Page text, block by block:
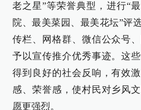
老之星”等荣誉典型，进行“
院、最美菜园、最美花坛”评
传栏、网格群、微信公众号
予以宣传推介优秀事迹。这
得到良好的社会反响，有效
感、荣誉感，使村民对乡风
愿更强烈。